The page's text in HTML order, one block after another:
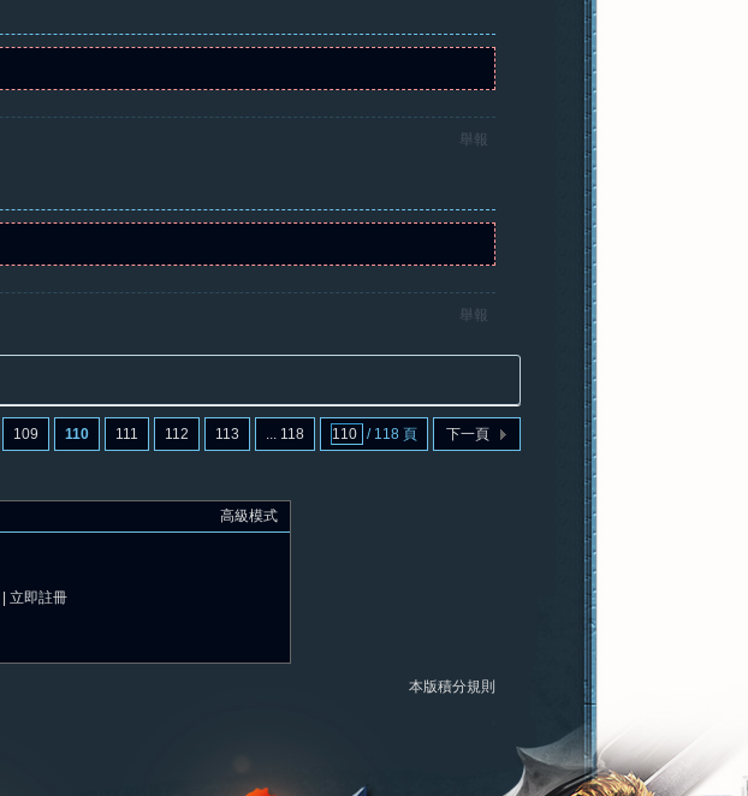
舉報
舉報
109 110 111 112 113 ... 118 / 118 頁 下一頁
高級模式
立即註冊
本版積分規則